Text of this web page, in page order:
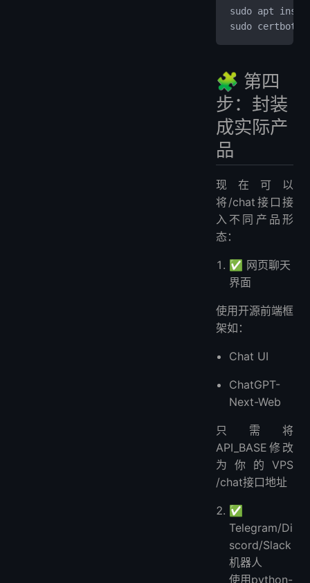
sudo apt
sudo certbot
🧩 第四
步：封装
成实际产
品
现在可以
将/chat接口接
入不同产品形
态：
✅ 网页聊天
界面
使用开源前端框
架如：
Chat UI
ChatGPT-
Next-Web
只需将
API_BASE修改
为你的VPS
/chat接口地址
✅
Telegram/Di
scord/Slack
机器人
使用python-